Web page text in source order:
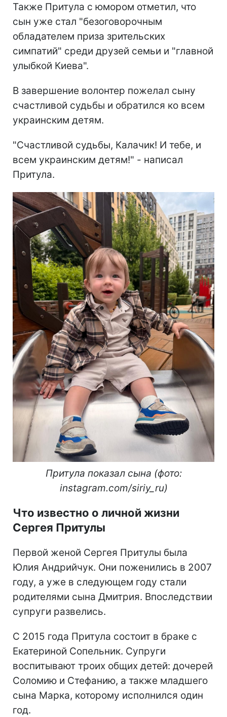
Также Притула с юмором отметил, что
сын уже стал "безоговорочным
обладателем приза зрительских
симпатий" среди друзей семьи и "главной
улыбкой Киева".
В завершение волонтер пожелал сыну
счастливой судьбы и обратился ко всем
украинским детям.
"Счастливой судьбы, Калачик! И тебе, и
всем украинским детям!" - написал
Притула.
Притула показал сына (фото:
instagram.com/siriy_ru)
Что известно о личной жизни
Сергея Притулы
Первой женой Сергея Притулы была
Юлия Андрийчук. Они поженились в 2007
году, а уже в следующем году стали
родителями сына Дмитрия. Впоследствии
супруги развелись.
С 2015 года Притула состоит в браке с
Екатериной Сопельник. Супруги
воспитывают троих общих детей: дочерей
Соломию и Стефанию, а также младшего
сына Марка, которому исполнился один
год.